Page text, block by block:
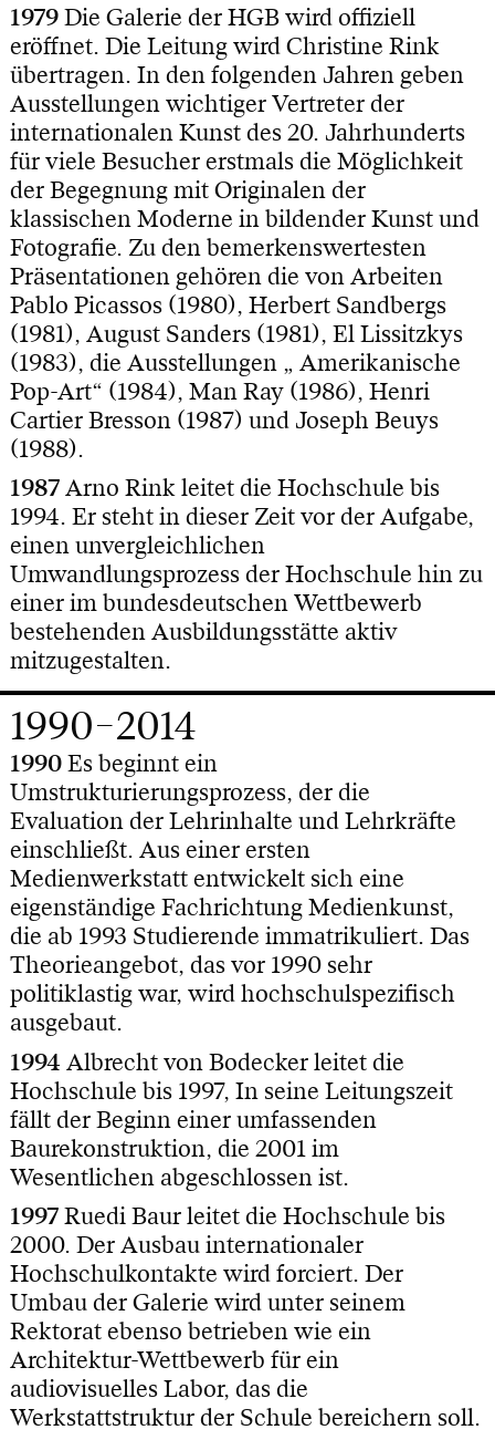
1979Die Galerie der HGB wird offiziell
eröffnet. Die Leitung wird Christine Rink
übertragen. In den folgenden Jahren geben
Ausstellungen wichtiger Vertreter der
internationalen Kunst des 20. Jahrhunderts
für viele Besucher erstmals die Möglichkeit
der Begegnung mit Originalen der
klassischen Moderne in bildender Kunst und
Fotografie. Zu den bemerkenswertesten
Präsentationen gehören die von Arbeiten
Pablo Picassos (1980), Herbert Sandbergs
(1981), August Sanders (1981), El Lissitzkys
(1983), die Ausstellungen „ Amerikanische
Pop-Art“ (1984), Man Ray (1986), Henri
Cartier Bresson (1987) und Joseph Beuys
(1988).
1987Arno Rink leitet die Hochschule bis
1994. Er steht in dieser Zeit vor der Aufgabe,
einen unvergleichlichen
Umwandlungsprozess der Hochschule hin zu
einer im bundesdeutschen Wettbewerb
bestehenden Ausbildungsstätte aktiv
mitzugestalten.
1990–2014
1990Es beginnt ein
Umstrukturierungsprozess, der die
Evaluation der Lehrinhalte und Lehrkräfte
einschließt. Aus einer ersten
Medienwerkstatt entwickelt sich eine
eigenständige Fachrichtung Medienkunst,
die ab 1993 Studierende immatrikuliert. Das
Theorieangebot, das vor 1990 sehr
politiklastig war, wird hochschulspezifisch
ausgebaut.
1994 Albrecht von Bodecker leitet die
Hochschule bis 1997, In seine Leitungszeit
fällt der Beginn einer umfassenden
Baurekonstruktion, die 2001 im
Wesentlichen abgeschlossen ist.
1997Ruedi Baur leitet die Hochschule bis
2000. Der Ausbau internationaler
Hochschulkontakte wird forciert. Der
Umbau der Galerie wird unter seinem
Rektorat ebenso betrieben wie ein
Architektur-Wettbewerb für ein
audiovisuelles Labor, das die
Werkstattstruktur der Schule bereichern soll.